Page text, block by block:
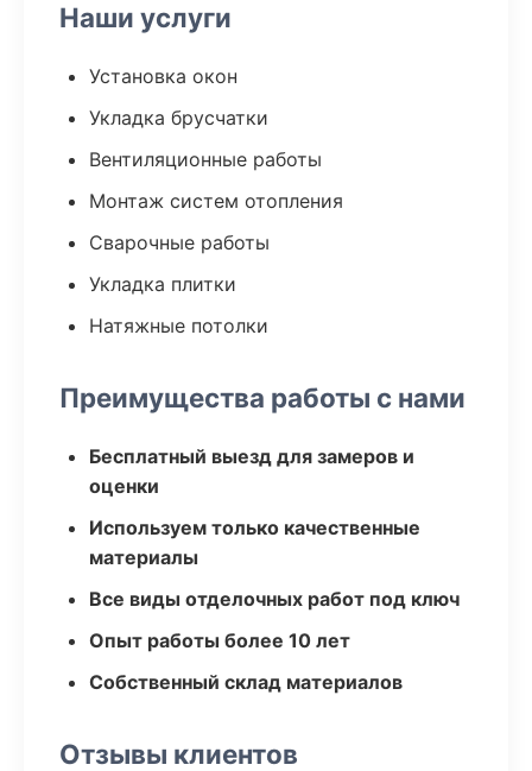
Наши услуги
Установка окон
Укладка брусчатки
Вентиляционные работы
Монтаж систем отопления
Сварочные работы
Укладка плитки
Натяжные потолки
Преимущества работы с нами
Бесплатный выезд для замеров и
оценки
Используем только качественные
материалы
Все виды отделочных работ под ключ
Опыт работы более 10 лет
Собственный склад материалов
Отзывы клиентов